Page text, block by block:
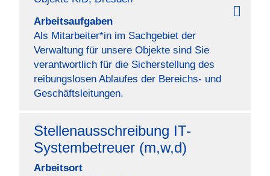
Arbeitsaufgaben
Als Mitarbeiter*in im Sachgebiet der
Verwaltung für unsere Objekte sind Sie
verantwortlich für die Sicherstellung des
reibungslosen Ablaufes der Bereichs- und
Geschäftsleitungen.
Stellenausschreibung IT-
Systembetreuer (m,w,d)
Arbeitsort